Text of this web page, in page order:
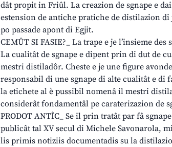
dât propit in Friûl. La creazion de sgnape e
estension de antiche pratiche de distilazion
po passade apont di Egjit.
CEMÛT SI FASIE?_ La trape e je l’insieme
La cualitât de sgnape e dipent prin di dut de
mestri distiladôr. Cheste e je une figure
responsabil di une sgnape di alte cualitât e
la etichete al è pussibil nomenâ il mestri
considerât fondamentâl pe caraterizazion de
PRODOT ANTÎC_ Se il prin tratât par fâ
publicât tal XV secul di Michele Savonarola,
lis primis notiziis documentadis su la